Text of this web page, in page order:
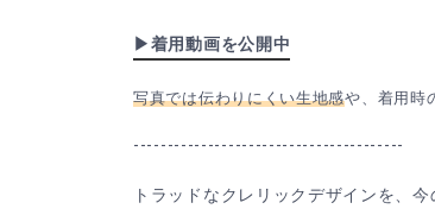
▶着用動画を公開中
写真では伝わりにくい生地感や、着用時
----------------------------------------
トラッドなクレリックデザインを、